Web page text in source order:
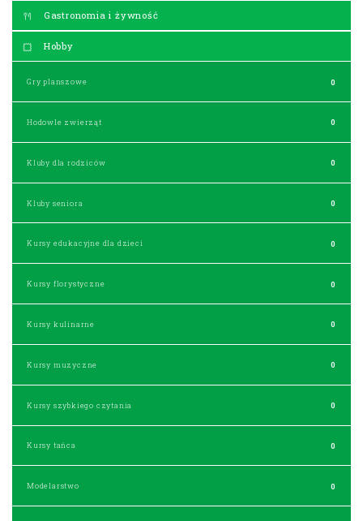
Gastronomia i żywność
Hobby
Gry planszowe 0
Hodowle zwierząt 0
Kluby dla rodziców 0
Kluby seniora 0
Kursy edukacyjne dla dzieci 0
Kursy florystyczne 0
Kursy kulinarne 0
Kursy muzyczne 0
Kursy szybkiego czytania 0
Kursy tańca 0
Modelarstwo 0